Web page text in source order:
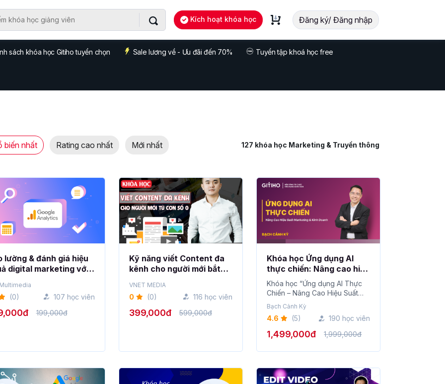
Kích hoạt khóa học Đăng ký/ Đăng nhập
sách khóa học Gitiho tuyển chọn Sale lương về - Ưu đãi đến 70% Tuyển tập khoá học free
biến nhất Rating cao nhất Mới nhất 127 khóa học Marketing & Truyền thông
lường & đánh giá hiệu
digital marketing với
(0) 107 học viên
199,000đ
Kỹ năng viết Content đa
kênh cho người mới bắt
VNET MEDIA
0 (0) 116 học viên
399,000đ 599,000đ
Khóa học Ứng dụng AI
thực chiến: Nâng cao hiệu
suất Marketing & Kinh
doanh
Khóa học “Ứng dụng AI Thực
Chiến – Nâng Cao Hiệu Suất
Marketing & Kinh...
Bạch Cảnh Kỳ
4.6 (5) 190 học viên
1,499,000đ 1,999,000đ